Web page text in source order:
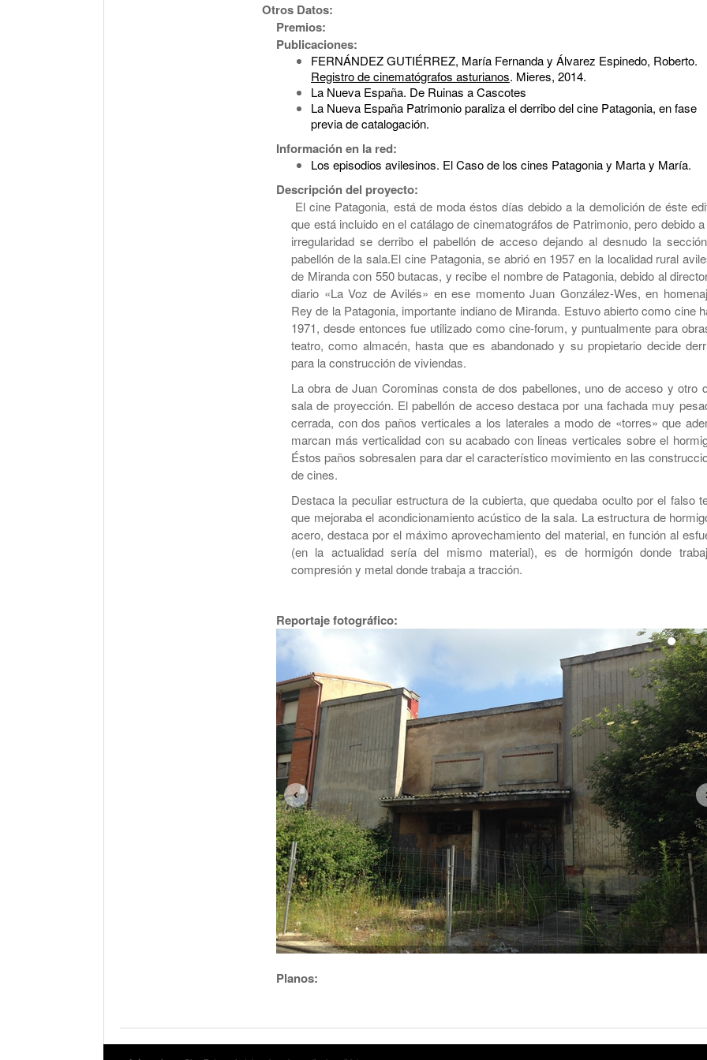
Otros Datos:
Premios:
Publicaciones:
FERNÁNDEZ GUTIÉRREZ, María Fernanda y Álvarez Espinedo, Roberto.
Registro de cinematógrafos asturianos. Mieres, 2014.
La Nueva España. De Ruinas a Cascotes
La Nueva España Patrimonio paraliza el derribo del cine Patagonia, en fase
previa de catalogación.
Información en la red:
Los episodios avilesinos. El Caso de los cines Patagonia y Marta y María.
Descripción del proyecto:
El cine Patagonia, está de moda éstos días debido a la demolición de éste
que está incluido en el catálago de cinematográfos de Patrimonio, pero debido
irregularidad se derribo el pabellón de acceso dejando al desnudo la
pabellón de la sala.El cine Patagonia, se abrió en 1957 en la localidad rural
de Miranda con 550 butacas, y recibe el nombre de Patagonia, debido al
diario «La Voz de Avilés» en ese momento Juan González-Wes, en
Rey de la Patagonia, importante indiano de Miranda. Estuvo abierto como cine
1971, desde entonces fue utilizado como cine-forum, y puntualmente para
teatro, como almacén, hasta que es abandonado y su propietario decide
para la construcción de viviendas.
La obra de Juan Corominas consta de dos pabellones, uno de acceso y otro
sala de proyección. El pabellón de acceso destaca por una fachada muy
cerrada, con dos paños verticales a los laterales a modo de «torres» que
marcan más verticalidad con su acabado con lineas verticales sobre el
Éstos paños sobresalen para dar el característico movimiento en las
de cines.
Destaca la peculiar estructura de la cubierta, que quedaba oculto por el falso
que mejoraba el acondicionamiento acústico de la sala. La estructura de
acero, destaca por el máximo aprovechamiento del material, en función al
(en la actualidad sería del mismo material), es de hormigón donde
compresión y metal donde trabaja a tracción.
Reportaje fotográfico:
Planos: